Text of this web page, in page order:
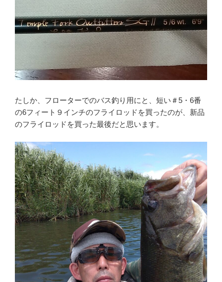
たしか、フローターでのバス釣り用にと、短い＃5・6番
の6フィート９インチのフライロッドを買ったのが、新品
のフライロッドを買った最後だと思います。